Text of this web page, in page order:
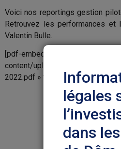
Voici nos reportings gestion
Retrouvez les performances et
Valentin Bulle.
[pdf-embedder url= »https://
content/uploads/2022/05/
2022.pdf » title= »Reporting
légales
dans